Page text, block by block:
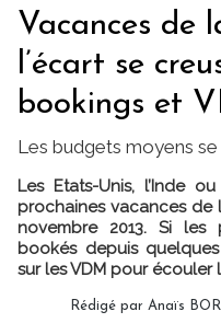
Vacances de
l’écart se
bookings et
Les budgets moyens
Les Etats-Unis, l’Inde
prochaines vacances de
novembre 2013. Si
bookés depuis
sur les VDM pour écouler
Rédigé par Anaïs